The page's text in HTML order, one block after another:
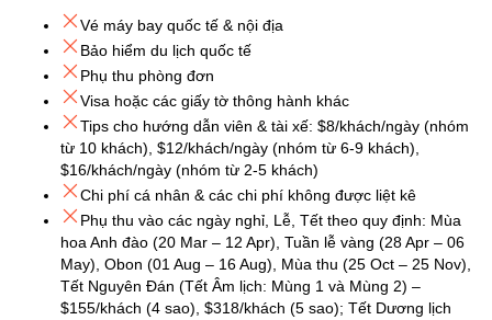
Vé máy bay quốc tế & nội địa
Bảo hiểm du lịch quốc tế
Phụ thu phòng đơn
Visa hoặc các giấy tờ thông hành khác
Tips cho hướng dẫn viên & tài xế: $8/khách/ngày (nhóm
từ 10 khách), $12/khách/ngày (nhóm từ 6-9 khách),
$16/khách/ngày (nhóm từ 2-5 khách)
Chi phí cá nhân & các chi phí không được liệt kê
Phụ thu vào các ngày nghỉ, Lễ, Tết theo quy định: Mùa
hoa Anh đào (20 Mar – 12 Apr), Tuần lễ vàng (28 Apr – 06
May), Obon (01 Aug – 16 Aug), Mùa thu (25 Oct – 25 Nov),
Tết Nguyên Đán (Tết Âm lịch: Mùng 1 và Mùng 2) –
$155/khách (4 sao), $318/khách (5 sao); Tết Dương lịch